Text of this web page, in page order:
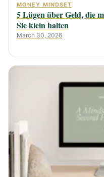
MONEY MINDSET
5 Lügen über Geld, die
Sie klein halten
March 30, 2026